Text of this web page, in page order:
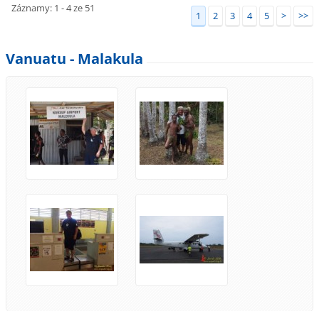
Záznamy: 1 - 4 ze 51
1 2 3 4 5 > >>
Vanuatu - Malakula